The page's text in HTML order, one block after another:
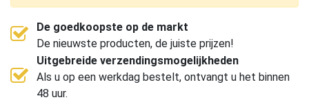
De goedkoopste op de markt
De nieuwste producten, de juiste prijzen!
Uitgebreide verzendingsmogelijkheden
Als u op een werkdag bestelt, ontvangt u het binnen
48 uur.